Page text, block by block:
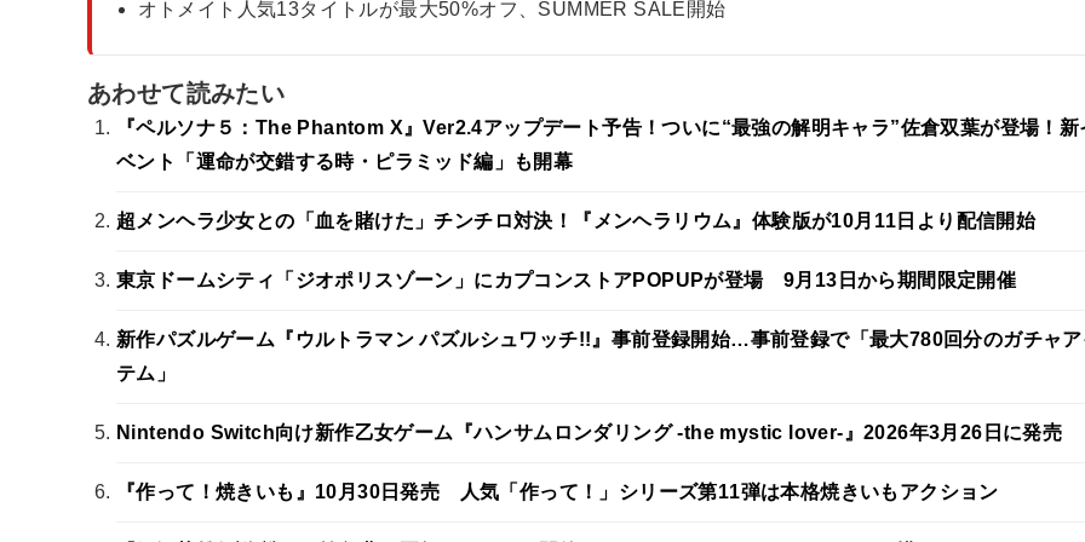
オトメイト人気13タイトルが最大50%オフ、SUMMER SALE開始
あわせて読みたい
『ペルソナ５：The Phantom X』Ver2.4アップデート予告！ついに“最強の解明キャラ”佐倉双葉が登場！新
ベント「運命が交錯する時・ピラミッド編」も開幕
超メンヘラ少女との「血を賭けた」チンチロ対決！『メンヘラリウム』体験版が10月11日より配信開始
東京ドームシティ「ジオポリスゾーン」にカプコンストアPOPUPが登場 9月13日から期間限定開催
新作パズルゲーム『ウルトラマン パズルシュワッチ!!』事前登録開始…事前登録で「最大780回分のガチャ
テム」
Nintendo Switch向け新作乙女ゲーム『ハンサムロンダリング -the mystic lover-』2026年3月26日に発売
『作って！焼きいも』10月30日発売 人気「作って！」シリーズ第11弾は本格焼きいもアクション